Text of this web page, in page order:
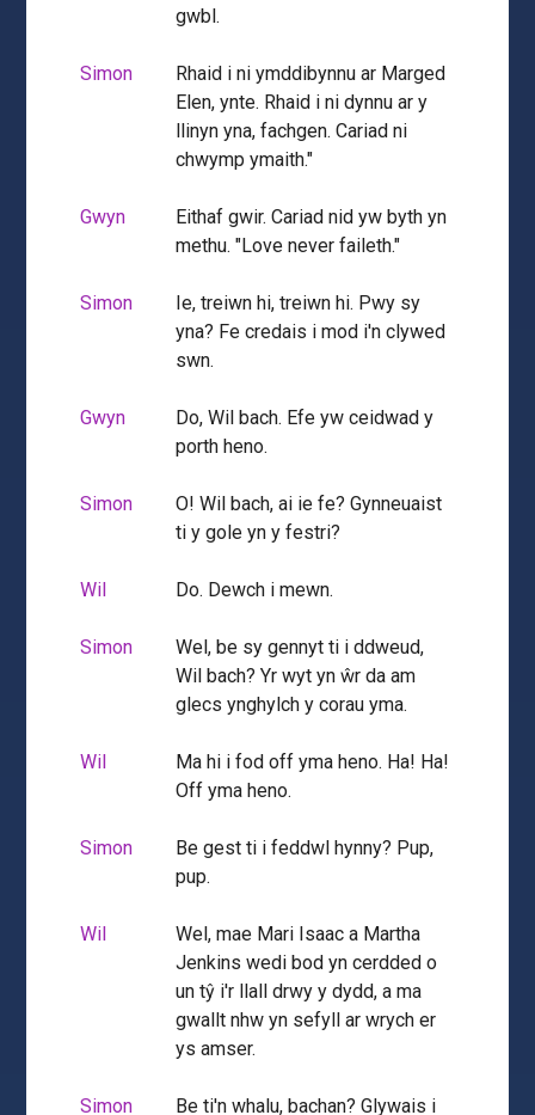
gwbl.
Simon
Rhaid i ni ymddibynnu ar Marged
Elen, ynte. Rhaid i ni dynnu ar y
llinyn yna, fachgen. Cariad ni
chwymp ymaith."
Gwyn
Eithaf gwir. Cariad nid yw byth yn
methu. "Love never faileth."
Simon
Ie, treiwn hi, treiwn hi. Pwy sy
yna? Fe credais i mod i'n clywed
swn.
Gwyn
Do, Wil bach. Efe yw ceidwad y
porth heno.
Simon
O! Wil bach, ai ie fe? Gynneuaist
ti y gole yn y festri?
Wil Do. Dewch i mewn.
Simon
Wel, be sy gennyt ti i ddweud,
Wil bach? Yr wyt yn ŵr da am
glecs ynghylch y corau yma.
Wil
Ma hi i fod off yma heno. Ha! Ha!
Off yma heno.
Simon
Be gest ti i feddwl hynny? Pup,
pup.
Wil
Wel, mae Mari Isaac a Martha
Jenkins wedi bod yn cerdded o
un tŷ i'r llall drwy y dydd, a ma
gwallt nhw yn sefyll ar wrych er
ys amser.
Simon Be ti'n whalu, bachan? Glywais i